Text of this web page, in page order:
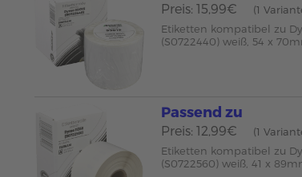
Preis: 15,99€
(1
Etiketten kompatibel zu
(S0722440) weiß, 54 x
Passend zu
Preis: 12,99€
(1
Etiketten kompatibel zu
(S0722560) weiß, 41 x